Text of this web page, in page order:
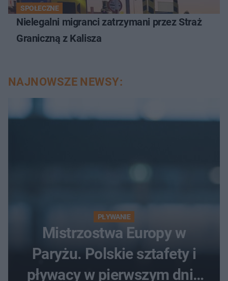
SPOŁECZNE
Nielegalni migranci zatrzymani przez Straż
Graniczną z Kalisza
NAJNOWSZE NEWSY:
PŁYWANIE
Mistrzostwa Europy w
Paryżu. Polskie sztafety i
pływacy w pierwszym dniu